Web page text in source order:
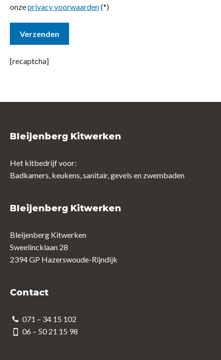
onzeprivacy voorwaarden(*)
[recaptcha]
Bleijenberg Kitwerken
Het kitbedrijf voor:
Badkamers, keukens, sanitair, gevels en zwembaden
Bleijenberg Kitwerken
Bleijenberg Kitwerken
Sweelincklaan 28
2394 GP Hazerswoude-Rijndijk
Contact
071 – 34 15 102
06 – 50 21 15 98